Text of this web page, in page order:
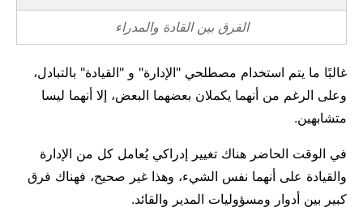
الفرق بين القادة والمدراء
غالبًا ما يتم استخدام مصطلحي "الإدارة" و "القيادة" بالتبادل،
وعلى الرغم من أنهما يكملان بعضهما البعض، إلا أنهما ليسا
متشابهين.
في الوقت الحاضر هناك تغيير إدراكي يُعامل كل من الإدارة
والقيادة على أنهما نفس الشيء، وهذا غير صحيح، فهناك فرق
كبير بين أدوار ومسؤوليات المدير والقائد.